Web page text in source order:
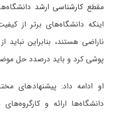
مقطع کارشناسی ارشد
اینکه دانشگاه‌های برتر از
ناراضی هستند، بنابراین
پوشی کرد و باید درصدد حل
او ادامه داد: پیشنهاد‌های
دانشگاه‌ها ارائه و